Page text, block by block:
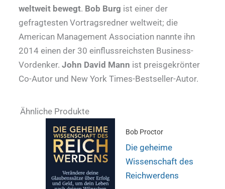
weltweit bewegt. Bob Burg ist einer der
gefragtesten Vortragsredner weltweit; die
American Management Association nannte ihn
2014 einen der 30 einflussreichsten Business-
Vordenker. John David Mann ist preisgekrönter
Co-Autor und New York Times-Bestseller-Autor.
Ähnliche Produkte
Bob Proctor
Die geheime
Wissenschaft des
Reichwerdens